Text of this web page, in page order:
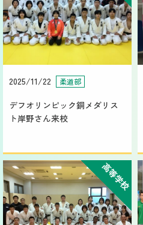
2025/11/22 柔道部
デフオリンピック銅メダリス
ト岸野さん来校
高等学校